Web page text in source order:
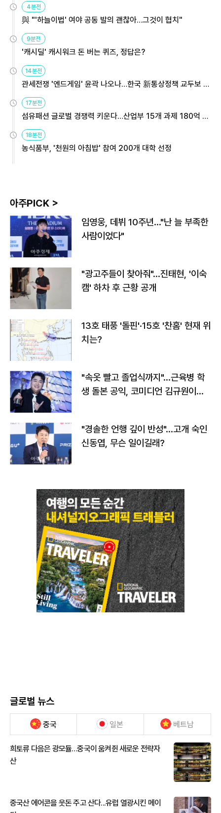
4분전
與 "'하늘이법' 여야 공동 발의 괜찮아…그것이 협치"
9분전
'캐시딜' 캐시워크 돈 버는 퀴즈, 정답은?
14분전
관세전쟁 '엔드게임' 윤곽 나오나…한국 新통상정책 교두보 활
용해야
17분전
섬유패션 글로벌 경쟁력 키운다…산업부 15개 과제 180억 지
원
18분전
농식품부, '천원의 아침밥' 참여 200개 대학 선정
아주PICK >
임영웅, 데뷔 10주년…"난 늘 부족한
사람이었다"
"광고주들이 찾아줘"…진태현, '이숙
캠' 하차 후 근황 공개
13호 태풍 '돌핀'·15호 '찬홈' 현재 위
치는?
"속옷 빨고 졸업식까지"…근육병 학
생 돌본 공익, 코미디언 김규원이었
"경솔한 언행 깊이 반성"…고개 숙인
신동엽, 무슨 일이길래?
글로벌 뉴스
중국 일본 베트남
희토류 다음은 광모듈…중국이 움켜쥔 새로운 전략자
산
중국산 에어콘을 웃돈 주고 산다...유럽 열광시킨 메이